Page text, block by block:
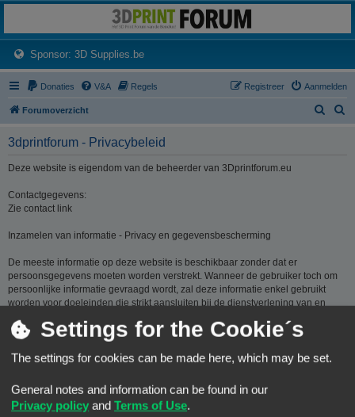
Het 3D print forum van de Benelux na de sluiting van 3dprintforum.nl
Sponsor: 3D Supplies.be(Opens a new tab)
Donaties V&A Regels Aanmelden
Registreer
Forumoverzicht
3dprintforum - Privacybeleid
Deze website is eigendom van de beheerder van 3Dprintforum.eu
Contactgegevens:
Zie contact link
Inzamelen van informatie - Privacy en gegevensbescherming
De meeste informatie op deze website is beschikbaar zonder dat er
persoonsgegevens moeten worden verstrekt. Wanneer de gebruiker toch om
persoonlijke informatie gevraagd wordt, zal deze informatie enkel gebruikt
worden voor doeleinden die strikt aansluiten bij de dienstverlening van en
registreren van een account dan wel op basis van haar gerechtvaardigd
belang om diensten te verlenen en u hiervoor te contacteren. De informatie
over u wordt u op verzoek meegedeeld. U kan deze, indien nodig, laten
contact link. Bent u het niet eens met de manier waarop 3DPrintforum.eu uw
gegevens verwerkt, kan u klacht indienen bij de
Gegevensbeschermingsautoriteit
Settings for the Cookie´s
The settings for cookies can be made here, which may be set.
General notes and information can be found in our
Privacy policy and Terms of Use.